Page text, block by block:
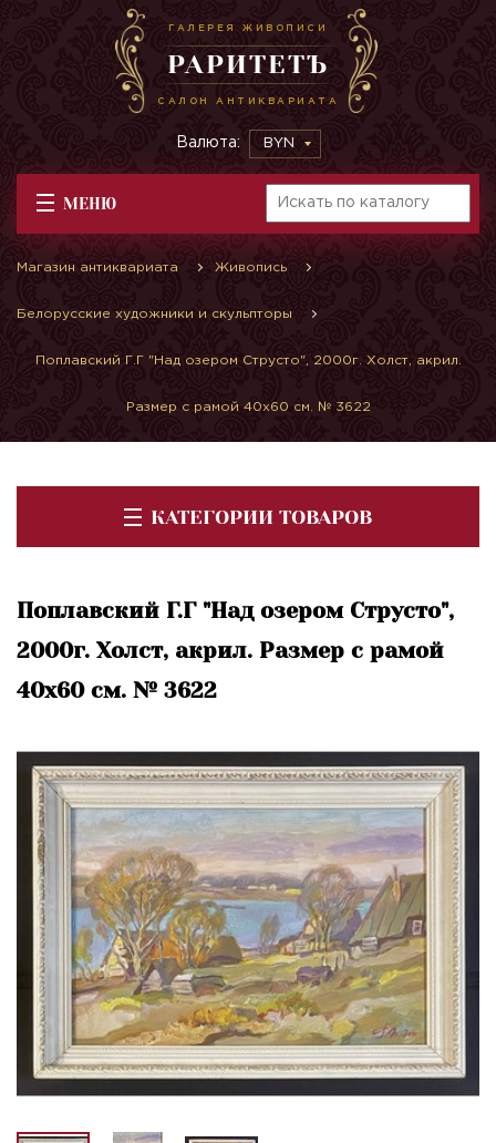
ГАЛЕРЕЯ ЖИВОПИСИ
РАРИТЕТЪ
САЛОН АНТИКВАРИАТА
Валюта: BYN
МЕНЮ
Магазин антиквариата Живопись
Белорусские художники и скульпторы
Поплавский Г.Г "Над озером Струсто", 2000г. Холст, акрил.
Размер с рамой 40х60 см. № 3622
КАТЕГОРИИ ТОВАРОВ
Поплавский Г.Г "Над озером Струсто",
2000г. Холст, акрил. Размер с рамой
40х60 см. № 3622